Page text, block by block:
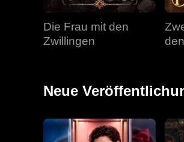
Die Frau mit den
Zwillingen
Neue